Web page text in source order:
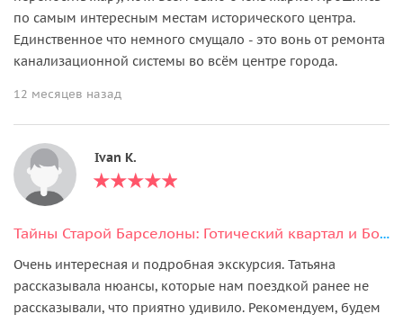
по самым интересным местам исторического центра.
Единственное что немного смущало - это вонь от ремонта
канализационной системы во всём центре города.
12 месяцев назад
Ivan K.
Тайны Старой Барселоны: Готический квартал и Борн
Очень интересная и подробная экскурсия. Татьяна
рассказывала нюансы, которые нам поездкой ранее не
рассказывали, что приятно удивило. Рекомендуем, будем